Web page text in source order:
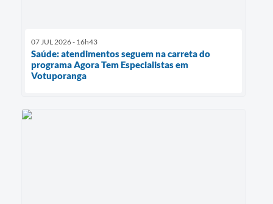
07 JUL 2026 - 16h43
Saúde: atendimentos seguem na carreta do
programa Agora Tem Especialistas em
Votuporanga